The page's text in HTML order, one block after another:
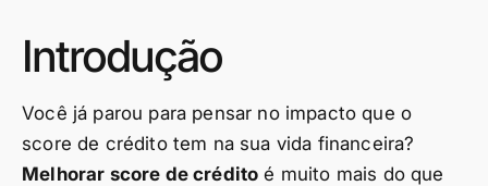
Introdução
Você já parou para pensar no impacto que o
score de crédito tem na sua vida financeira?
Melhorar score de crédito é muito mais do que